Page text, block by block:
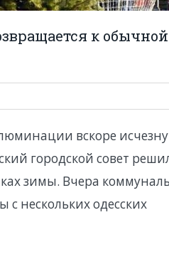
к обычной
вскоре
городской совет
зимы. Вчера
нескольких одесских